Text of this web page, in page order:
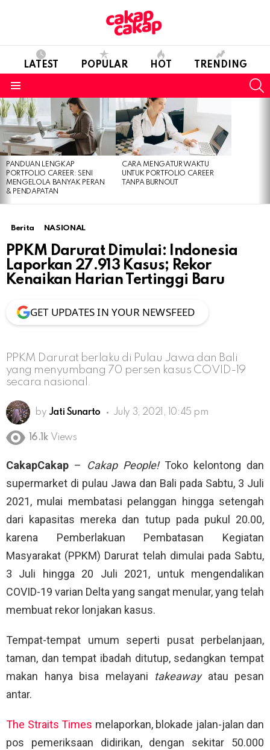
LATEST POPULAR HOT TRENDING
LATEST
STORIES
PANDUAN LENGKAP
PORTFOLIO CAREER: SENI
MENGELOLA BANYAK PERAN
& PENDAPATAN
CARA MENGATUR WAKTU
UNTUK PORTFOLIO CAREER
TANPA BURNOUT
Berita NASIONAL
PPKM Darurat Dimulai: Indonesia
Laporkan 27.913 Kasus; Rekor
Kenaikan Harian Tertinggi Baru
GET UPDATES IN YOUR NEWSFEED
PPKM Darurat berlaku di Pulau Jawa dan Bali
yang menyumbang 70 persen kasus COVID-19
secara nasional.
by Jati Sunarto July 3, 2021, 10:45 pm
16.1k Views
CakapCakap – Cakap People!Toko kelontong dan
supermarket di pulau Jawa dan Bali pada Sabtu, 3 Juli
2021, mulai membatasi pelanggan hingga setengah
dari kapasitas mereka dan tutup pada pukul 20.00,
karena Pemberlakuan Pembatasan Kegiatan
Masyarakat (PPKM) Darurat telah dimulai pada Sabtu,
3 Juli hingga 20 Juli 2021, untuk mengendalikan
COVID-19 varian Delta yang sangat menular, yang telah
membuat rekor lonjakan kasus.
Tempat-tempat umum seperti pusat perbelanjaan,
taman, dan tempat ibadah ditutup, sedangkan tempat
makan hanya bisa melayani takeawayatau pesan
antar.
The Straits Times melaporkan, blokade jalan-jalan dan
pos pemeriksaan didirikan, dengan sekitar 50.000